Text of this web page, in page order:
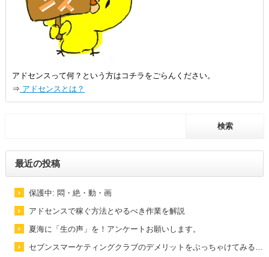
アドセンスって何？という方はコチラをごらんください。
⇒ アドセンスとは？
最近の投稿
保護中: 悶・絶・動・画
アドセンスで稼ぐ方法とやるべき作業を解説
夏海に「生の声」を！アンケートお願いします。
セブンスマーケティングクラブのデメリットをぶっちゃけてみる…